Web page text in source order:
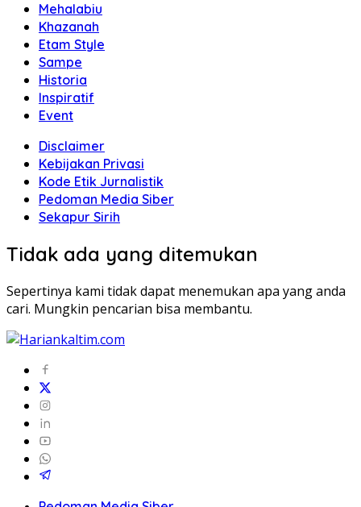
Mehalabiu
Khazanah
Etam Style
Sampe
Historia
Inspiratif
Event
Disclaimer
Kebijakan Privasi
Kode Etik Jurnalistik
Pedoman Media Siber
Sekapur Sirih
Tidak ada yang ditemukan
Sepertinya kami tidak dapat menemukan apa yang anda
cari. Mungkin pencarian bisa membantu.